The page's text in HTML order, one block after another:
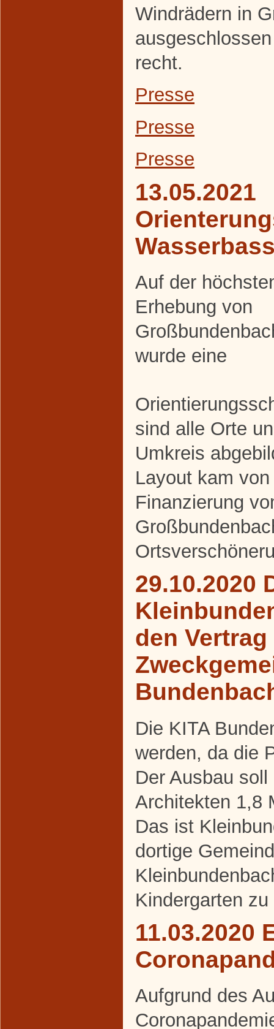
Windrädern in
recht.
Presse
Presse
Presse
13.05.2021
Auf der
Erhebung von
wurde eine
sind alle Orte
Umkreis
Layout kam
Finanzierung
29.10.2020
den Vertrag
Die KITA
werden, da die
Der Ausbau
Architekten 1,8
Das ist
dortige
Kindergarten zu
11.03.2020
Aufgrund des